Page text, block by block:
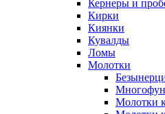
Кернеры и
Кирки
Киянки
Кувалды
Ломы
Молотки
Молотки